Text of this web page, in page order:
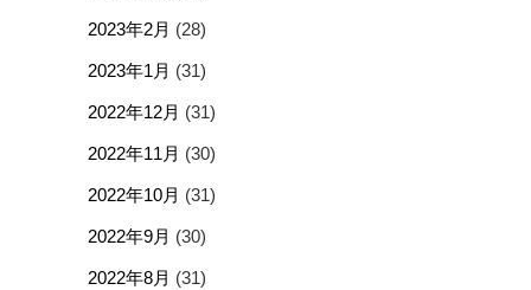
2023年2月 (28)
2023年1月 (31)
2022年12月 (31)
2022年11月 (30)
2022年10月 (31)
2022年9月 (30)
2022年8月 (31)